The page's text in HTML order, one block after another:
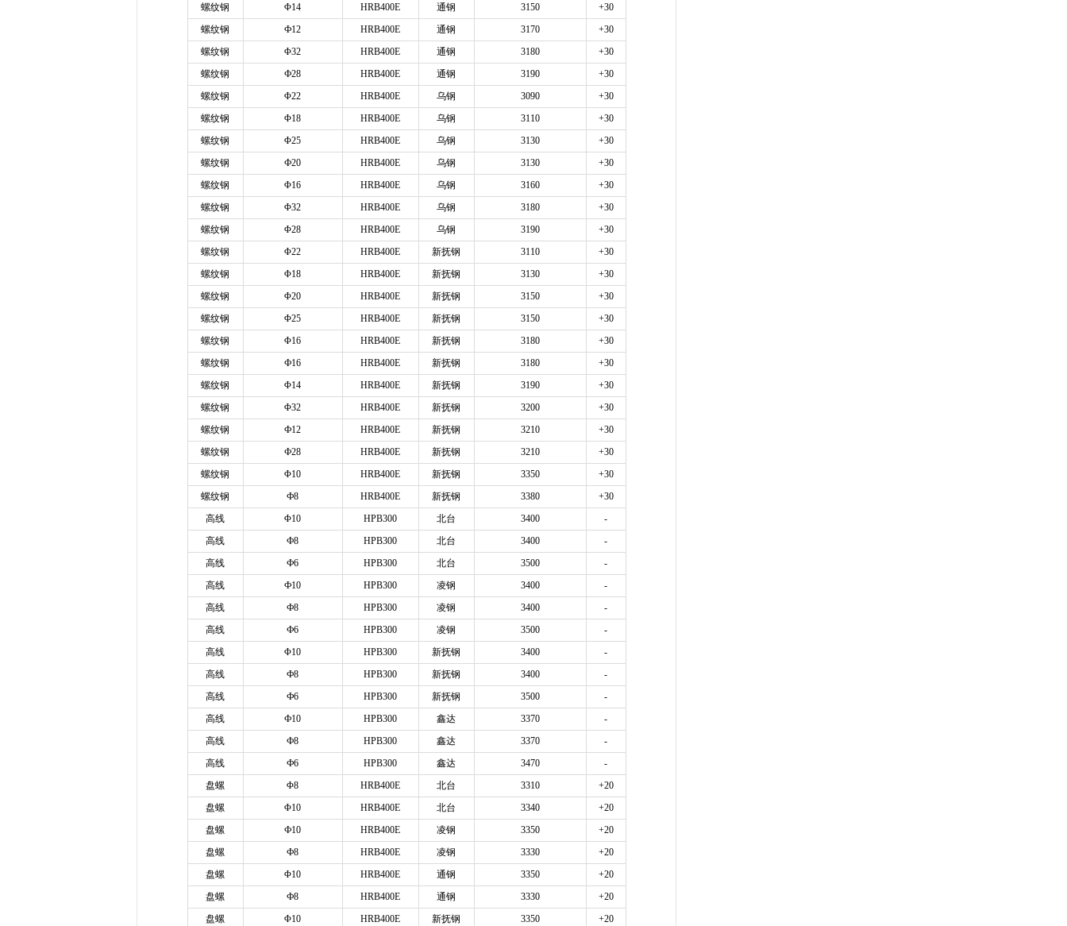
螺纹钢
Φ14 HRB400E 通钢 3150
+30
螺纹钢
Ф12 HRB400E 通钢 3170
+30
螺纹钢
Φ32 HRB400E 通钢 3180
+30
螺纹钢
Ф28 HRB400E 通钢 3190
+30
螺纹钢
Φ22 HRB400E 乌钢 3090
+30
螺纹钢
Φ18 HRB400E 乌钢 3110
+30
螺纹钢
Φ25 HRB400E 乌钢 3130
+30
螺纹钢
Ф20 HRB400E 乌钢 3130
+30
螺纹钢
Φ16 HRB400E 乌钢 3160
+30
螺纹钢
Φ32 HRB400E 乌钢 3180
+30
螺纹钢
Φ28 HRB400E 乌钢 3190
+30
螺纹钢
Φ22 HRB400E 新抚钢 3110
+30
螺纹钢
Φ18 HRB400E 新抚钢 3130
+30
螺纹钢
Φ20 HRB400E 新抚钢 3150
+30
螺纹钢
Φ25 HRB400E 新抚钢 3150
+30
螺纹钢
Φ16 HRB400E 新抚钢 3180
+30
螺纹钢
Ф16 HRB400E 新抚钢 3180
+30
螺纹钢
Φ14 HRB400E 新抚钢 3190
+30
螺纹钢
Φ32 HRB400E 新抚钢 3200
+30
螺纹钢
Ф12 HRB400E 新抚钢 3210
+30
螺纹钢
Ф28 HRB400E 新抚钢 3210
+30
螺纹钢
Φ10 HRB400E 新抚钢 3350
+30
螺纹钢
Ф8 HRB400E 新抚钢 3380
+30
高线
Φ10 HPB300 北台 3400
-
高线
Ф8 HPB300 北台 3400
-
高线
Ф6 HPB300 北台 3500
-
高线
Ф10 HPB300 凌钢 3400
-
高线
Ф8 HPB300 凌钢 3400
-
高线
Ф6 HPB300 凌钢 3500
-
高线
Φ10 HPB300 新抚钢 3400
-
高线
Ф8 HPB300 新抚钢 3400
-
高线
Ф6 HPB300 新抚钢 3500
-
高线
Ф10 HPB300 鑫达 3370
-
高线
Ф8 HPB300 鑫达 3370
-
高线
Ф6 HPB300 鑫达 3470
-
盘螺
Φ8 HRB400E 北台 3310
+20
盘螺
Φ10 HRB400E 北台 3340
+20
盘螺
Ф10 HRB400E 凌钢 3350
+20
盘螺
Ф8 HRB400E 凌钢 3330
+20
盘螺
Φ10 HRB400E 通钢 3350
+20
盘螺
Ф8 HRB400E 通钢 3330
+20
盘螺
Φ10 HRB400E 新抚钢 3350
+20